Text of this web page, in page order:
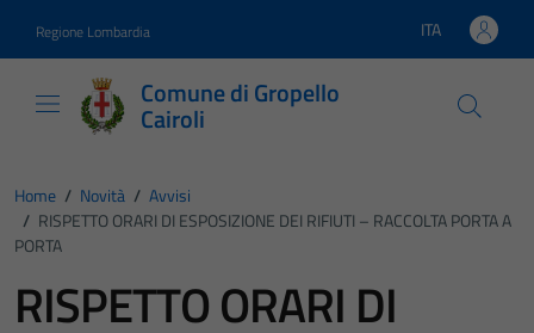
Regione Lombardia Lingua attiva:
ITA
Comune di Gropello
Cairoli
Home / Novità / Avvisi
/ RISPETTO ORARI DI ESPOSIZIONE DEI RIFIUTI – RACCOLTA PORTA A
PORTA
RISPETTO ORARI DI